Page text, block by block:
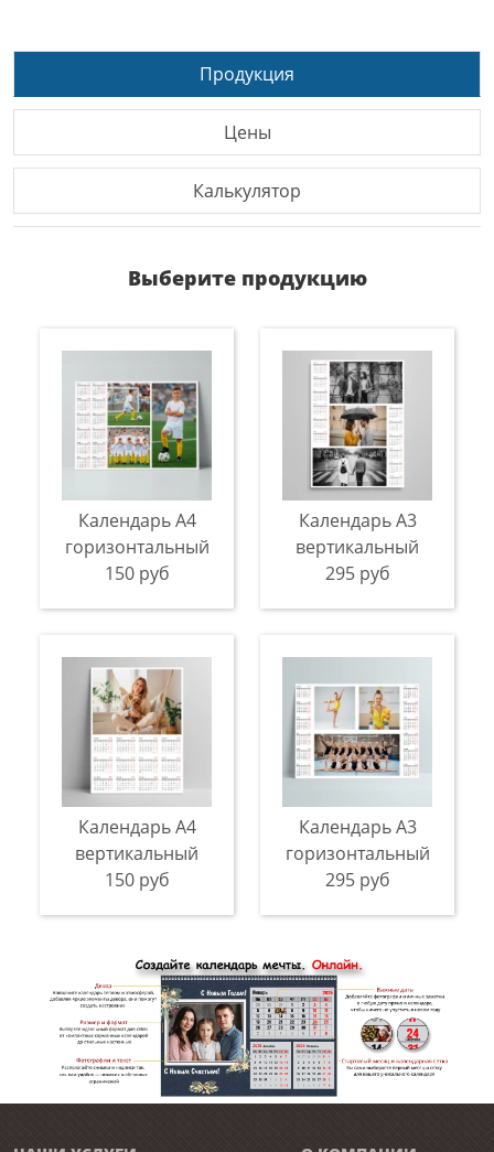
Продукция
Цены
Калькулятор
Выберите продукцию
Календарь A4
горизонтальный
150 руб
Календарь A3
вертикальный
295 руб
Календарь A4
вертикальный
150 руб
Календарь A3
горизонтальный
295 руб